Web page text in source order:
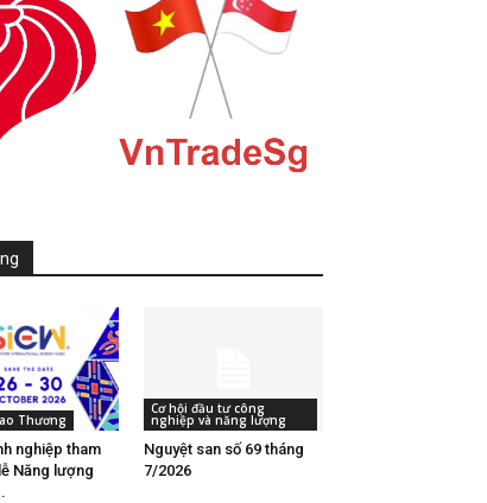
Thương
nghiệp tham
Năng lượng
Cơ hội đầu tư công
nghiệp và năng lượng
Nguyệt san số 69 tháng
7/2026